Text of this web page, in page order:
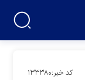
کد خبر:۱۳۳۳۸۰